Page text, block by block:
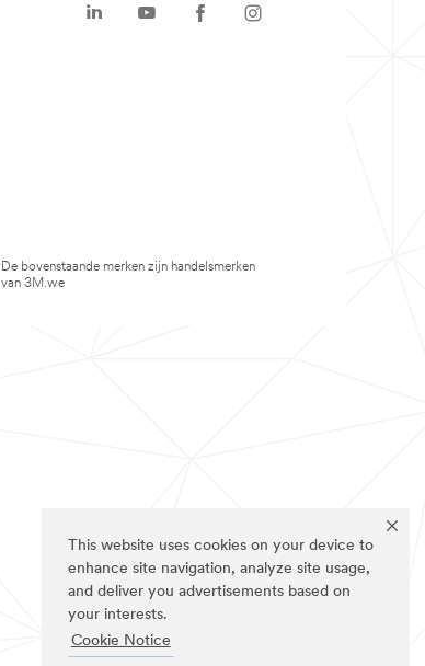
This website uses cookies on your device to
enhance site navigation, analyze site usage,
and deliver you advertisements based on
your interests.
Cookie Notice
De bovenstaande merken zijn handelsmerken
van 3M.we